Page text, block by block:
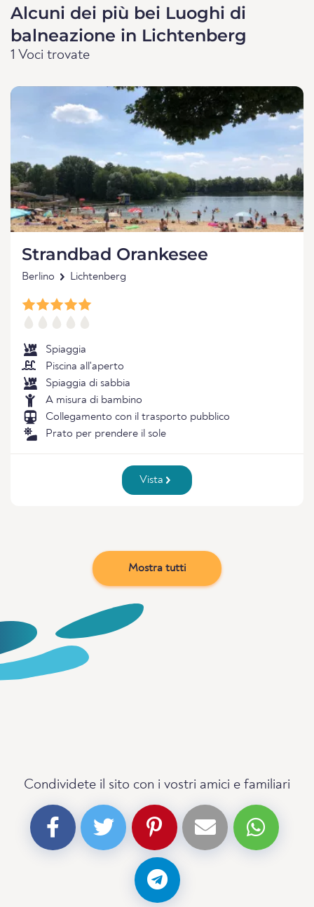
Alcuni dei più bei Luoghi di
balneazione in Lichtenberg
1 Voci trovate
Strandbad Orankesee
Berlino Lichtenberg
Spiaggia
Piscina all'aperto
Spiaggia di sabbia
A misura di bambino
Collegamento con il trasporto pubblico
Prato per prendere il sole
Vista
Mostra tutti
Condividete il sito con i vostri amici e familiari